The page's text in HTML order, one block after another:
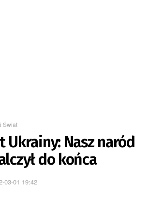
Świat
Ukrainy: Nasz naród
do końca
03-01 19:42